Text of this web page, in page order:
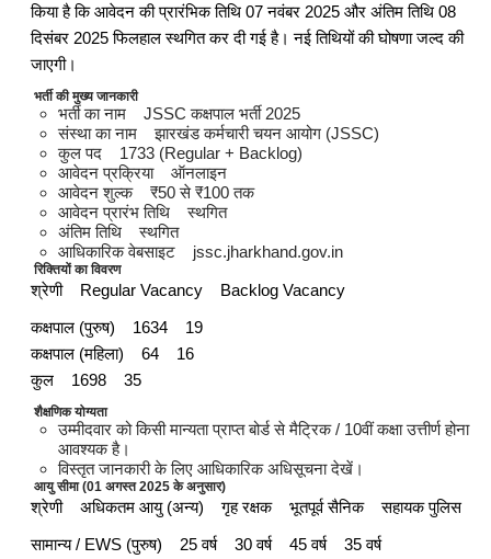
किया है कि आवेदन की प्रारंभिक तिथि 07 नवंबर 2025 और अंतिम तिथि 08
दिसंबर 2025 फिलहाल स्थगित कर दी गई है। नई तिथियों की घोषणा जल्द की
जाएगी।
भर्ती की मुख्य जानकारी
भर्ती का नाम JSSC कक्षपाल भर्ती 2025
संस्था का नाम झारखंड कर्मचारी चयन आयोग (JSSC)
कुल पद 1733 (Regular + Backlog)
आवेदन प्रक्रिया ऑनलाइन
आवेदन शुल्क ₹50 से ₹100 तक
आवेदन प्रारंभ तिथि स्थगित
अंतिम तिथि स्थगित
आधिकारिक वेबसाइट jssc.jharkhand.gov.in
रिक्तियों का विवरण
श्रेणी Regular Vacancy Backlog Vacancy
कक्षपाल (पुरुष) 1634 19
कक्षपाल (महिला) 64 16
कुल 1698 35
शैक्षणिक योग्यता
उम्मीदवार को किसी मान्यता प्राप्त बोर्ड से मैट्रिक / 10वीं कक्षा उत्तीर्ण होना
आवश्यक है।
विस्तृत जानकारी के लिए आधिकारिक अधिसूचना देखें।
आयु सीमा (01 अगस्त 2025 के अनुसार)
श्रेणी अधिकतम आयु (अन्य) गृह रक्षक भूतपूर्व सैनिक सहायक पुलिस
सामान्य / EWS (पुरुष) 25 वर्ष 30 वर्ष 45 वर्ष 35 वर्ष